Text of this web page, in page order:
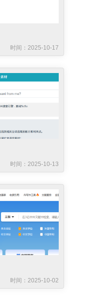
时间：2025-10-17
时间：2025-10-13
时间：2025-10-02